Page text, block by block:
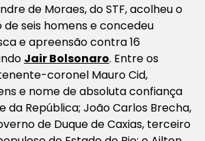
de Moraes, do STF, acolheu o
de seis homens e concedeu
e apreensão contra 16
Jair Bolsonaro. Entre os
coronel Mauro Cid,
e nome de absoluta confiança
da República; João Carlos Brecha,
de Duque de Caxias, terceiro